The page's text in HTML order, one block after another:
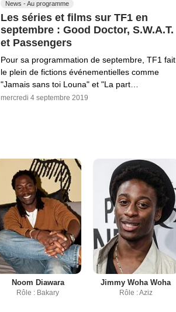
News - Au programme
Les séries et films sur TF1 en
septembre : Good Doctor, S.W.A.T.
et Passengers
Pour sa programmation de septembre, TF1 fait
le plein de fictions événementielles comme
"Jamais sans toi Louna" et "La part…
mercredi 4 septembre 2019
Noom Diawara
Rôle : Bakary
Jimmy Woha Woha
Rôle : Aziz